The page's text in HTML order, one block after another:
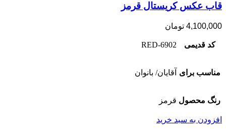
قاب عکس کریستال قرمز
4,100,000 تومان
کد قدیمی 6902-RED
مناسب برای آقایان/ بانوان
رنگ محصول قرمز
افزودن به سبد خرید